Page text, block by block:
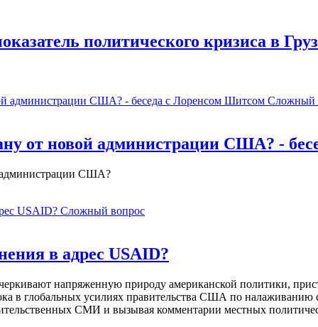
политического кризиса в
Сложный
от новой администрации США? -
администрации США?
Сложный вопрос
в адрес USAID?
напряженную природу американской политики,
в глобальных усилиях правительства США по
СМИ и вызывая комментарии местных